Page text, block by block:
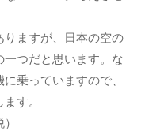
ますが、日本の空の
つだと思います。な
乗っていますので、
す。